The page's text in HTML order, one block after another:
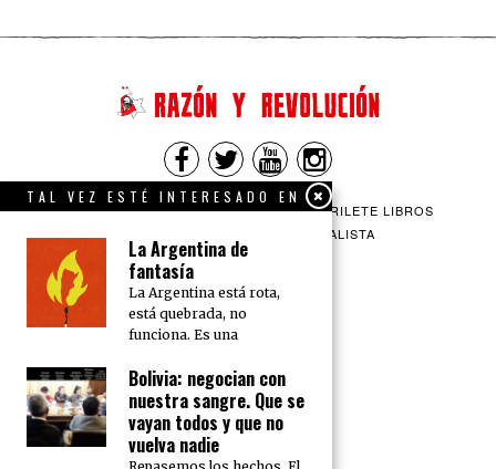
QUIENES SOMOS CONTACTO
BARRILETE LIBROS
VÍA SOCIALISTA
TAL VEZ ESTÉ INTERESADO EN
La Argentina de
fantasía
La Argentina está rota,
está quebrada, no
funciona. Es una
Bolivia: negocian con
nuestra sangre. Que se
vayan todos y que no
vuelva nadie